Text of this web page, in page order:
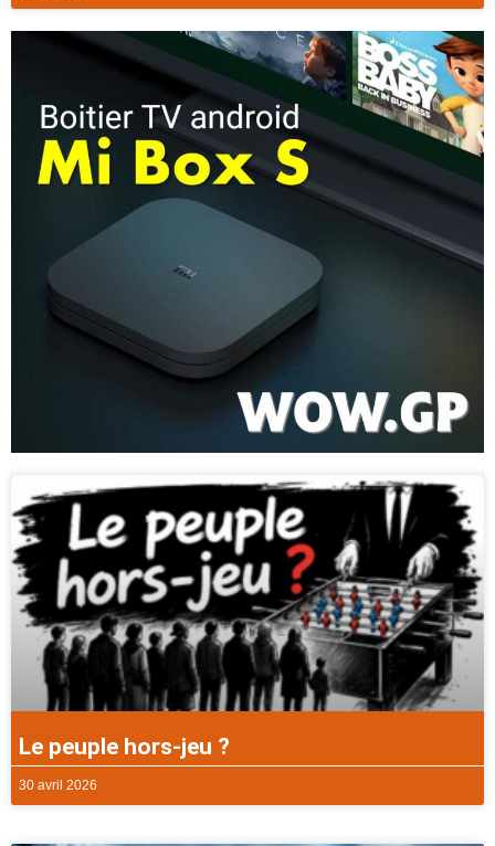
Le peuple hors-jeu ?
30 avril 2026